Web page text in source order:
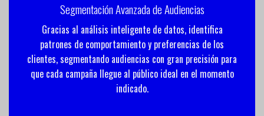
Segmentación Avanzada de Audiencias
Gracias al análisis inteligente de datos, identifica
patrones de comportamiento y preferencias de los
clientes, segmentando audiencias con gran precisión para
que cada campaña llegue al público ideal en el momento
indicado.